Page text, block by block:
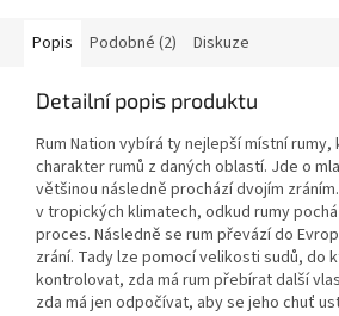
Popis Podobné (2) Diskuze
Detailní popis produktu
Rum Nation vybírá ty nejlepší místní
charakter rumů z daných oblastí. Jde o
většinou následně prochází dvojím
v tropických klimatech, odkud rumy
proces. Následně se rum převází do
zrání. Tady lze pomocí velikosti sudů, do
kontrolovat, zda má rum přebírat další
zda má jen odpočívat, aby se jeho chuť